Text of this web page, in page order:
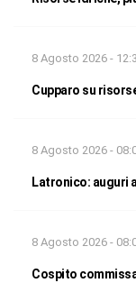
8 Agosto 2026 -
Cupparo su
8 Agosto 2026 -
Latronico: auguri
8 Agosto 2026 -
Cospito